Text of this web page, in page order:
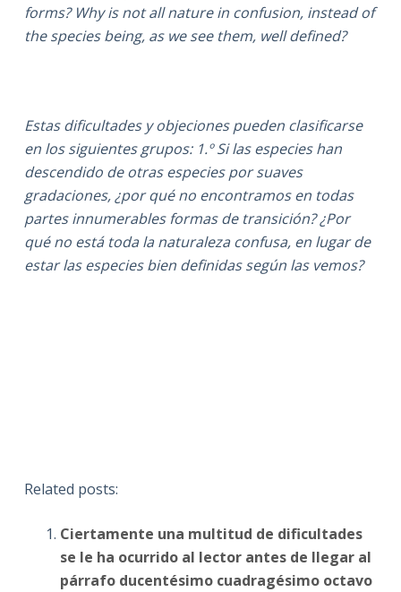
forms? Why is not all nature in confusion, instead of
the species being, as we see them, well defined?
Estas dificultades y objeciones pueden clasificarse
en los siguientes grupos: 1.º Si las especies han
descendido de otras especies por suaves
gradaciones, ¿por qué no encontramos en todas
partes innumerables formas de transición? ¿Por
qué no está toda la naturaleza confusa, en lugar de
estar las especies bien definidas según las vemos?
Related posts:
Ciertamente una multitud de dificultades
se le ha ocurrido al lector antes de llegar al
párrafo ducentésimo cuadragésimo octavo